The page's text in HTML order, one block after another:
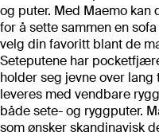
og puter. Med Maemo kan
for å sette sammen en
velg din favoritt blant de
Seteputene har
holder seg jevne over
leveres med vendbare
både sete- og ryggputer.
som ønsker skandinavisk